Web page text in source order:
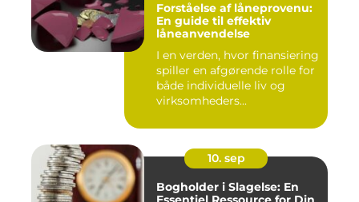
Forståelse af låneprovenu:
En guide til effektiv
låneanvendelse
I en verden, hvor finansiering
spiller en afgørende rolle for
både individuelle liv og
virksomheders...
10. sep
Bogholder i Slagelse: En